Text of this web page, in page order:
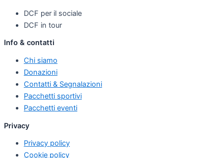
DCF per il sociale
DCF in tour
Info & contatti
Chi siamo
Donazioni
Contatti & Segnalazioni
Pacchetti sportivi
Pacchetti eventi
Privacy
Privacy policy
Cookie policy